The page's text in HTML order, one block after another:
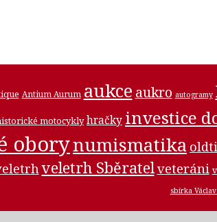
Antium Aurum aukce aukro autogramy
motocykly hračky investice
oborynumismatika
veletrh Sběratelveteráni
sbírka